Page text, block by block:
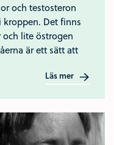
och testosteron
Det finns
lite östrogen
är ett sätt att
Läs mer